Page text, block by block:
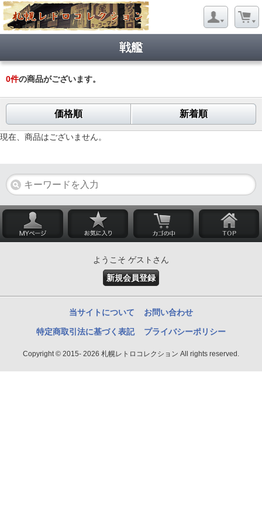
戦艦
0件の商品がございます。
価格順 新着順
現在、商品はございません。
ようこそ ゲストさん
新規会員登録
当サイトについて お問い合わせ
特定商取引法に基づく表記 プライバシーポリシー
Copyright © 2015- 2026 札幌レトロコレクション All rights reserved.